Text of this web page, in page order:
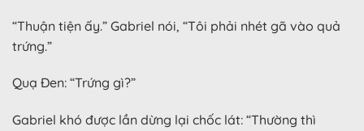
“Thuận tiện ấy.” Gabriel nói, “Tôi phải nhét gã vào quả
trứng.”
Quạ Đen: “Trứng gì?”
Gabriel khó được lần dừng lại chốc lát: “Thường thì